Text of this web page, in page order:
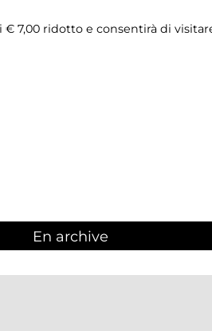
7,00 ridotto e consentirà di
En archive